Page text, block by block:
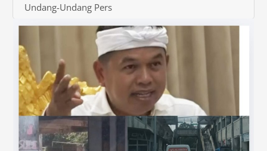
Undang-Undang Pers